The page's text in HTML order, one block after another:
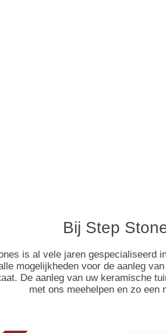
Bij Step
is al vele jaren gespecialiseerd
mogelijkheden voor de aanleg
De aanleg van uw keramische
met ons meehelpen en zo